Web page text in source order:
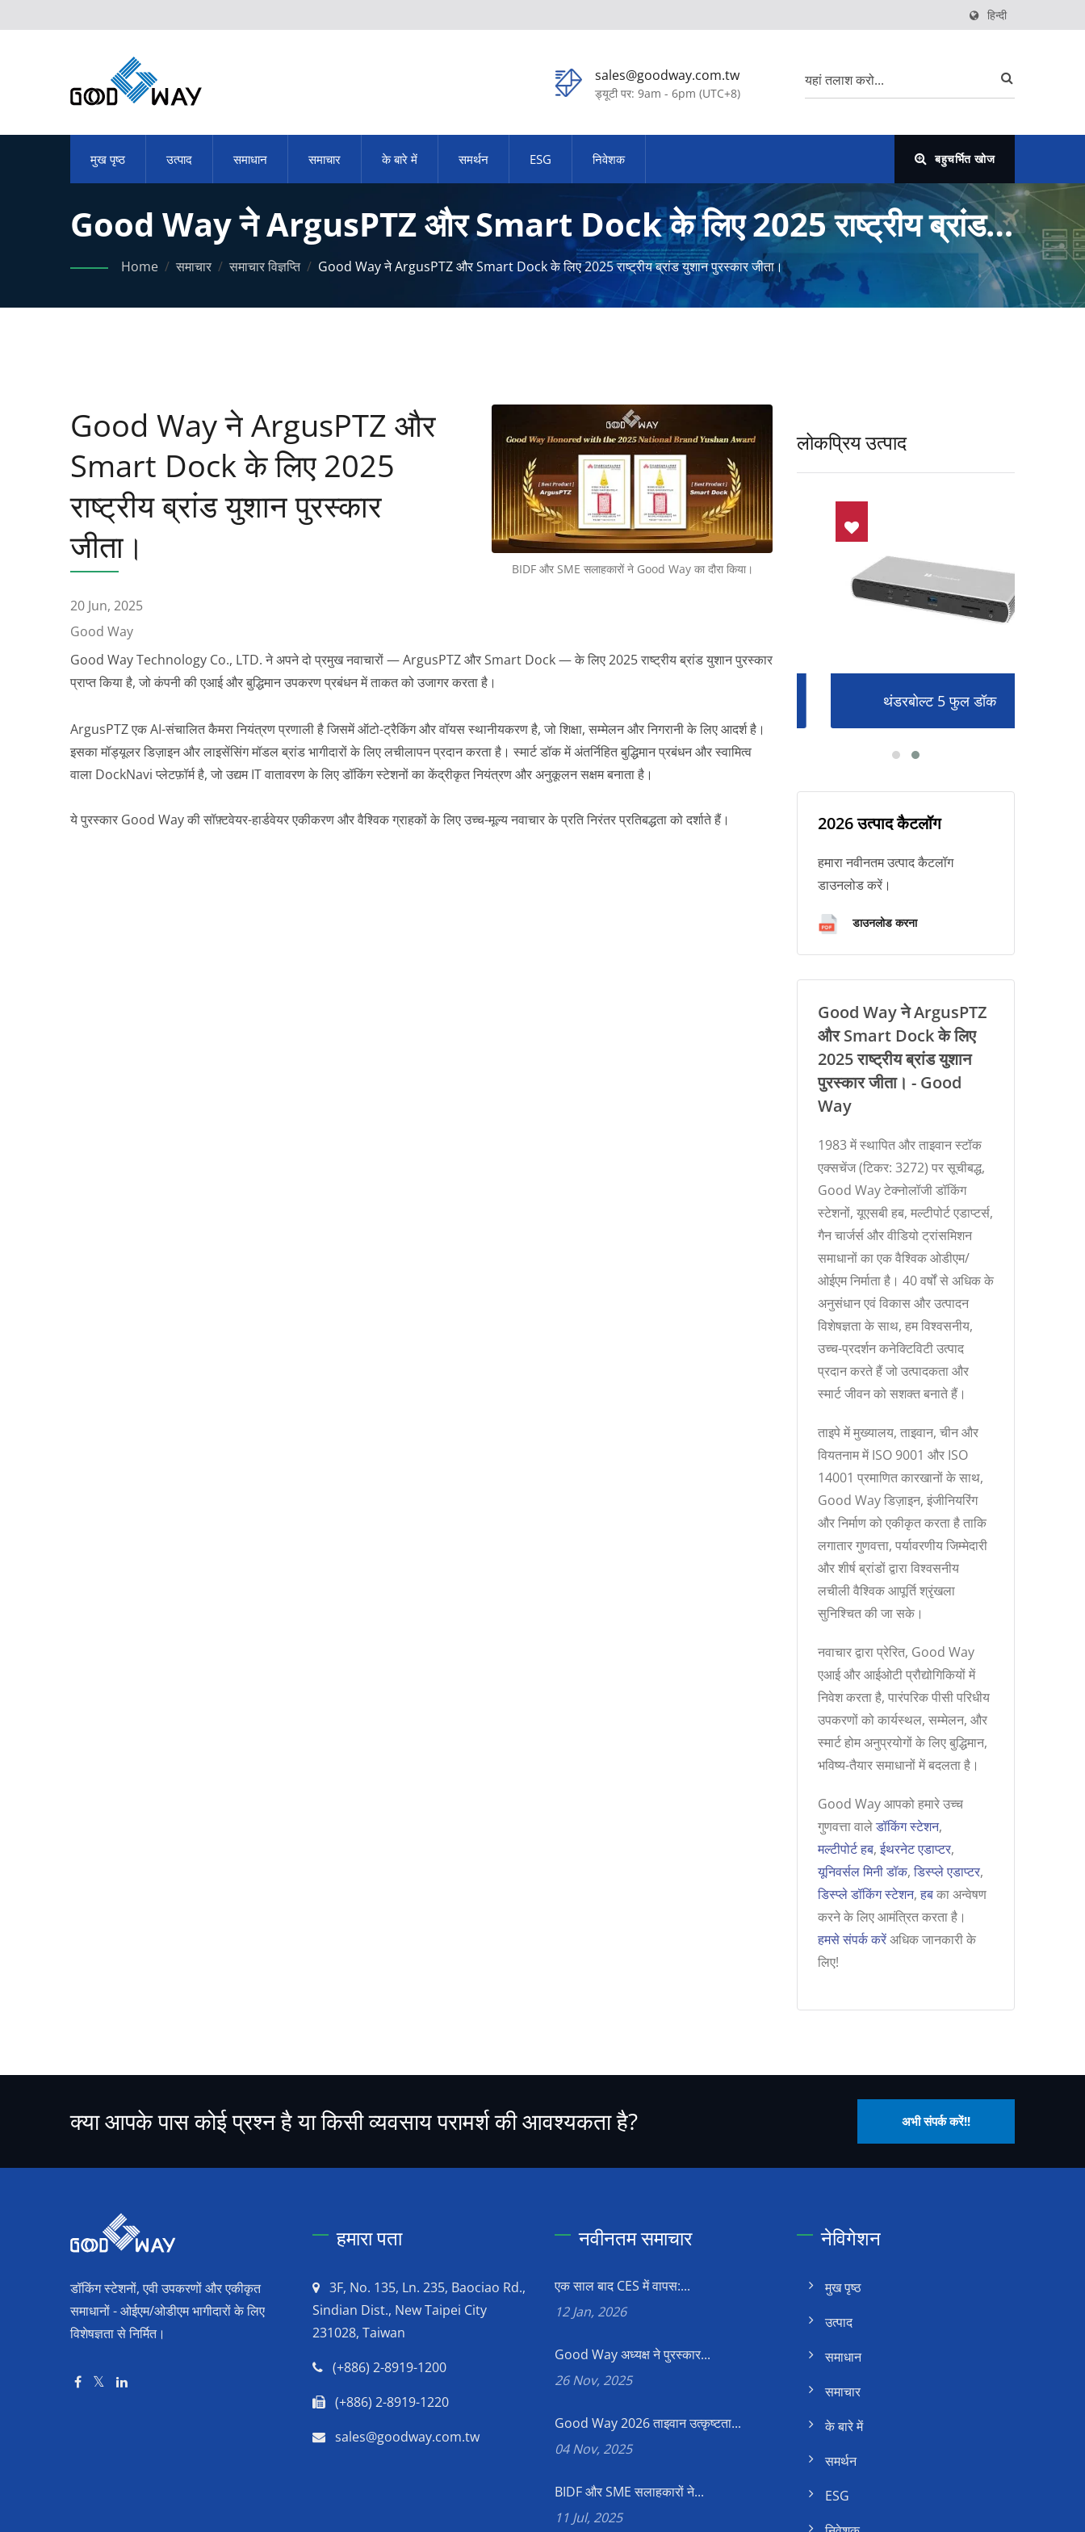
हिन्दी
sales@goodway.com.tw
ड्यूटी पर: 9am - 6pm (UTC+8)
मुख पृष्ठ उत्पाद समाधान समाचार के बारे में समर्थन ESG निवेशक बहुचर्भित खोज
Good Way ने ArgusPTZ और Smart Dock के लिए 2025 राष्ट्रीय ब्रांड
युशान पुरस्कार जीता।
Home / समाचार / समाचार विज्ञप्ति / Good Way ने ArgusPTZ और Smart Dock के लिए 2025 राष्ट्रीय ब्रांड युशान पुरस्कार जीता।
BIDF और SME सलाहकारों ने Good Way का दौरा किया।
Good Way ने ArgusPTZ और
Smart Dock के लिए 2025
राष्ट्रीय ब्रांड युशान पुरस्कार
जीता।
20 Jun, 2025
Good Way
Good Way Technology Co., LTD. ने अपने दो प्रमुख नवाचारों — ArgusPTZ और Smart Dock — के लिए 2025 राष्ट्रीय ब्रांड युशान पुरस्कार
प्राप्त किया है, जो कंपनी की एआई और बुद्धिमान उपकरण प्रबंधन में ताकत को उजागर करता है।
ArgusPTZ एक AI-संचालित कैमरा नियंत्रण प्रणाली है जिसमें ऑटो-ट्रैकिंग और वॉयस स्थानीयकरण है, जो शिक्षा, सम्मेलन और निगरानी के लिए आदर्श है।
इसका मॉड्यूलर डिज़ाइन और लाइसेंसिंग मॉडल ब्रांड भागीदारों के लिए लचीलापन प्रदान करता है। स्मार्ट डॉक में अंतर्निहित बुद्धिमान प्रबंधन और स्वामित्व
वाला DockNavi प्लेटफ़ॉर्म है, जो उद्यम IT वातावरण के लिए डॉकिंग स्टेशनों का केंद्रीकृत नियंत्रण और अनुकूलन सक्षम बनाता है।
ये पुरस्कार Good Way की सॉफ़्टवेयर-हार्डवेयर एकीकरण और वैश्विक ग्राहकों के लिए उच्च-मूल्य नवाचार के प्रति निरंतर प्रतिबद्धता को दर्शाते हैं।
लोकप्रिय उत्पाद
थंडरबोल्ट 5 फुल डॉक
2026 उत्पाद कैटलॉग
हमारा नवीनतम उत्पाद कैटलॉग
डाउनलोड करें।
डाउनलोड करना
Good Way ने ArgusPTZ
और Smart Dock के लिए
2025 राष्ट्रीय ब्रांड युशान
पुरस्कार जीता। - Good
Way
1983 में स्थापित और ताइवान स्टॉक
एक्सचेंज (टिकर: 3272) पर सूचीबद्ध,
Good Way टेक्नोलॉजी डॉकिंग
स्टेशनों, यूएसबी हब, मल्टीपोर्ट एडाप्टर्स,
गैन चार्जर्स और वीडियो ट्रांसमिशन
समाधानों का एक वैश्विक ओडीएम/
ओईएम निर्माता है। 40 वर्षों से अधिक के
अनुसंधान एवं विकास और उत्पादन
विशेषज्ञता के साथ, हम विश्वसनीय,
उच्च-प्रदर्शन कनेक्टिविटी उत्पाद
प्रदान करते हैं जो उत्पादकता और
स्मार्ट जीवन को सशक्त बनाते हैं।
ताइपे में मुख्यालय, ताइवान, चीन और
वियतनाम में ISO 9001 और ISO
14001 प्रमाणित कारखानों के साथ,
Good Way डिज़ाइन, इंजीनियरिंग
और निर्माण को एकीकृत करता है ताकि
लगातार गुणवत्ता, पर्यावरणीय जिम्मेदारी
और शीर्ष ब्रांडों द्वारा विश्वसनीय
लचीली वैश्विक आपूर्ति श्रृंखला
सुनिश्चित की जा सके।
नवाचार द्वारा प्रेरित, Good Way
एआई और आईओटी प्रौद्योगिकियों में
निवेश करता है, पारंपरिक पीसी परिधीय
उपकरणों को कार्यस्थल, सम्मेलन, और
स्मार्ट होम अनुप्रयोगों के लिए बुद्धिमान,
भविष्य-तैयार समाधानों में बदलता है।
Good Way आपको हमारे उच्च
गुणवत्ता वालेडॉकिंग स्टेशन,
मल्टीपोर्ट हब,ईथरनेट एडाप्टर,
यूनिवर्सल मिनी डॉक,डिस्प्ले एडाप्टर,
डिस्प्ले डॉकिंग स्टेशन,हबका अन्वेषण
करने के लिए आमंत्रित करता है।
हमसे संपर्क करेंअधिक जानकारी के
लिए!
क्या आपके पास कोई प्रश्न है या किसी व्यवसाय परामर्श की आवश्यकता है? अभी संपर्क करें!!
डॉकिंग स्टेशनों, एवी उपकरणों और एकीकृत
समाधानों - ओईएम/ओडीएम भागीदारों के लिए
विशेषज्ञता से निर्मित।
हमारा पता
3F, No. 135, Ln. 235, Baociao Rd.,
Sindian Dist., New Taipei City
231028, Taiwan
(+886) 2-8919-1200
(+886) 2-8919-1220
sales@goodway.com.tw
नवीनतम समाचार
एक साल बाद CES में वापस:...
12 Jan, 2026
Good Way अध्यक्ष ने पुरस्कार...
26 Nov, 2025
Good Way 2026 ताइवान उत्कृष्टता...
04 Nov, 2025
BIDF और SME सलाहकारों ने...
11 Jul, 2025
नेविगेशन
मुख पृष्ठ
उत्पाद
समाधान
समाचार
के बारे में
समर्थन
ESG